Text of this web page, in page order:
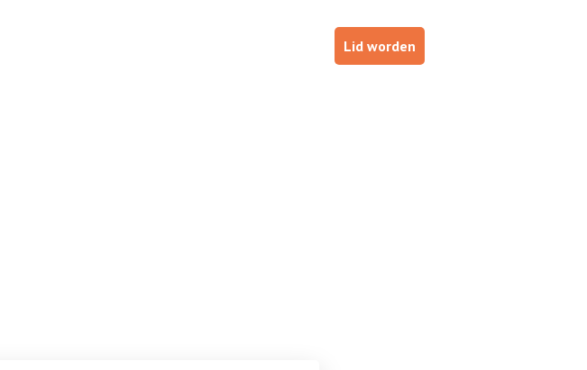
Lid worden